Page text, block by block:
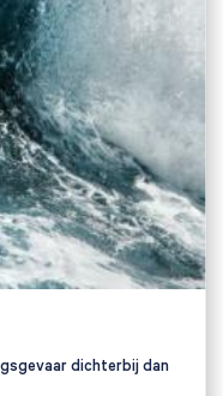
dichterbij dan